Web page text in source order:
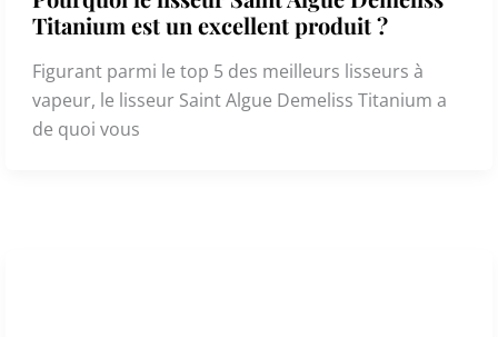
Titanium est un excellent produit ?
Figurant parmi le top 5 des meilleurs lisseurs à
vapeur, le lisseur Saint Algue Demeliss Titanium a
de quoi vous